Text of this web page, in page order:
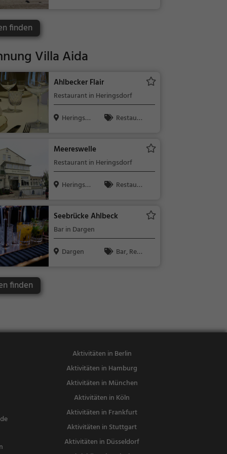
finden
Villa Aida
Ahlbecker Flair
Restaurant in Heringsdorf
Heringsdo
Restaura
Meereswelle
Restaurant in Heringsdorf
Heringsdo
Restaura
sen
Seebrücke Ahlbeck
Bar in Dargen
Dargen
Bar, Rest
finden
Aktivitäten in Berlin
Aktivitäten in Hamburg
Aktivitäten in München
Aktivitäten in Köln
Aktivitäten in Frankfurt
Aktivitäten in Stuttgart
Aktivitäten in Düsseldorf